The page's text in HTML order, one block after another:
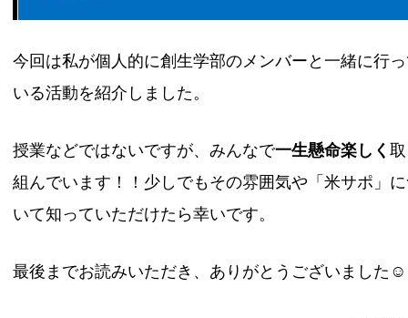
今回は私が個人的に創生学部のメンバーと一緒に行
いる活動を紹介しました。
授業などではないですが、みんなで一生懸命楽しく
組んでいます！！少しでもその雰囲気や「米サポ」
いて知っていただけたら幸いです。
最後までお読みいただき、ありがとうございました☺